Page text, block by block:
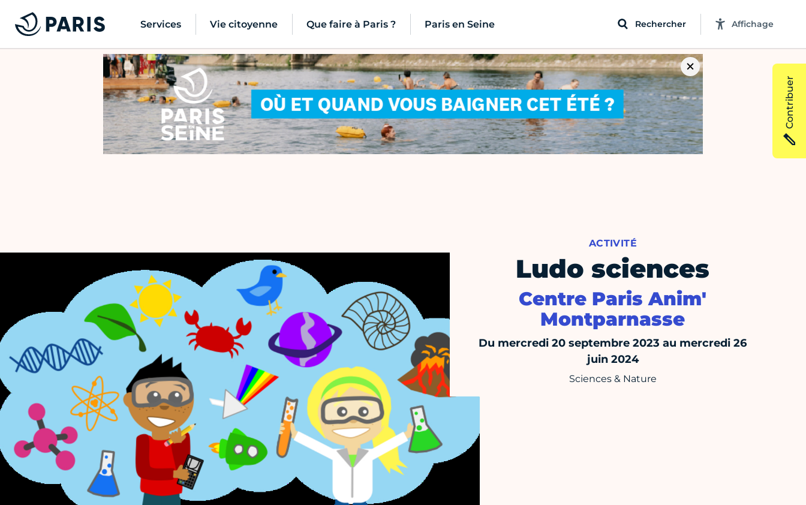
Services Vie citoyenne Que faire à Paris ? Paris en Seine Rechercher Affichage
ACTIVITÉ
Ludo sciences
Centre Paris Anim'
Montparnasse
Du mercredi 20 septembre 2023 au mercredi 26
juin 2024
Sciences & Nature
Contribuer